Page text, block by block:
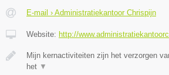
E-mail › Administratiekantoor Chrispijn
Website: http://
Mijn kernactiviteiten zijn het verzorgen
het ▼